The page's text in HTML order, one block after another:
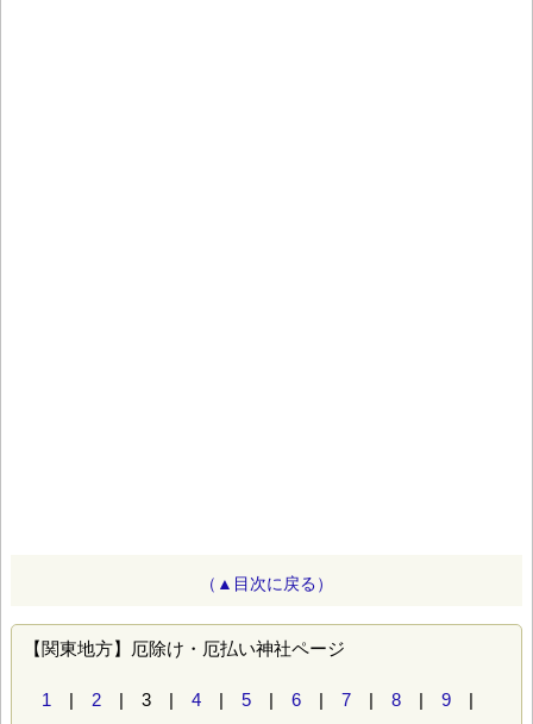
（▲目次に戻る）
【関東地方】厄除け・厄払い神社ページ
1 | 2 | 3 | 4 | 5 | 6 | 7 | 8 | 9 |